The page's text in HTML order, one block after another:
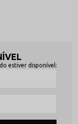
estiver disponível: